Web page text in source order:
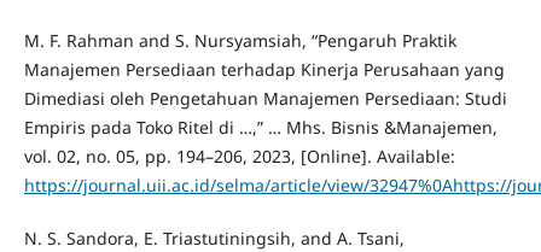
M. F. Rahman and S. Nursyamsiah, “Pengaruh Praktik
Manajemen Persediaan terhadap Kinerja Perusahaan yang
Dimediasi oleh Pengetahuan Manajemen Persediaan: Studi
Empiris pada Toko Ritel di …,” … Mhs. Bisnis &Manajemen,
vol. 02, no. 05, pp. 194–206, 2023, [Online]. Available:
https://journal.uii.ac.id/selma/article/view/32947%0Ahttps://
N. S. Sandora, E. Triastutiningsih, and A. Tsani,